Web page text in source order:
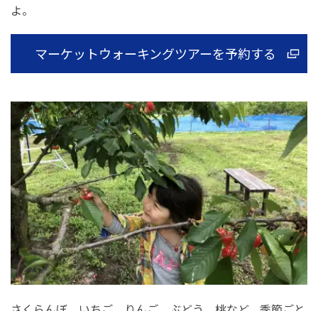
よ。
マーケットウォーキングツアーを予約する